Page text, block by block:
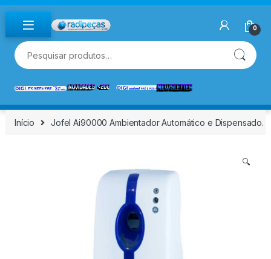
Skip to navigation
Skip to content
0
Pesquisar por:
Início Jofel Ai90000 Ambientador Automático e Dispensado.
🔍